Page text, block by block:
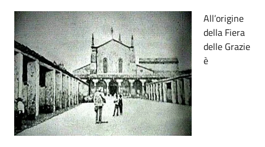
All’origine
della Fiera
delle Grazie
è